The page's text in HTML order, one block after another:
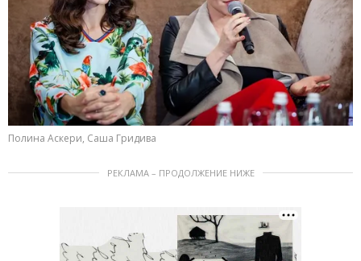
Полина Аскери, Саша Гридива
РЕКЛАМА – ПРОДОЛЖЕНИЕ НИЖЕ